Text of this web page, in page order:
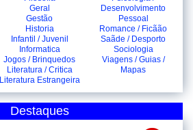
Geral
Gestão
Historia
Infantil / Juvenil
Informatica
Jogos / Brinquedos
Literatura / Critica
Literatura Estrangeira
Desenvolvimento
Pessoal
Romance / Ficãão
Saãde / Desporto
Sociologia
Viagens / Guias /
Mapas
Destaques